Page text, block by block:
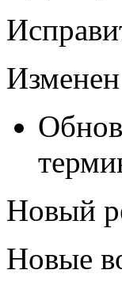
Новый
Новые